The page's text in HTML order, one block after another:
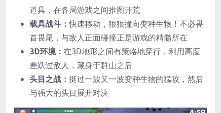
道具，在各局游戏之间推图开荒
载具战斗：快速移动，狠狠撞向变种生物！不必畏
首畏尾，与敌人正面碰撞正是游戏的精髓所在
3D环境： 在3D地形之间有策略地穿行，利用高度
差跃过敌人，藏身于群山之后
头目之战： 挺过一波又一波变种生物的猛攻，然后
与强大的头目展开对决